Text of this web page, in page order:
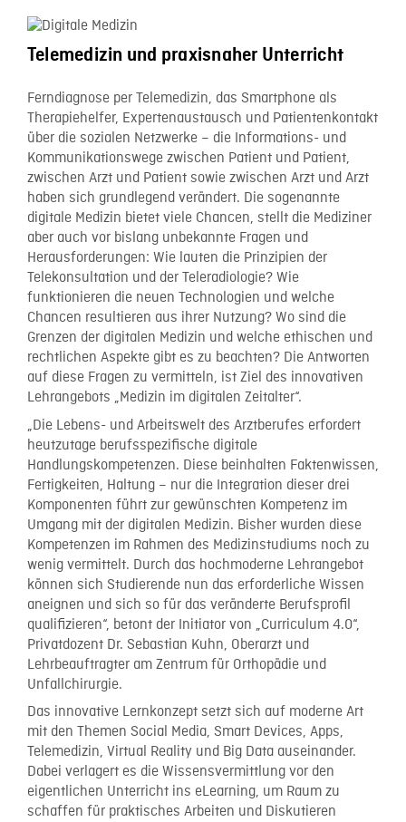
Telemedizin und praxisnaher Unterricht
Ferndiagnose per Telemedizin, das Smartphone als
Therapiehelfer, Expertenaustausch und Patientenkontakt
über die sozialen Netzwerke – die Informations- und
Kommunikationswege zwischen Patient und Patient,
zwischen Arzt und Patient sowie zwischen Arzt und Arzt
haben sich grundlegend verändert. Die sogenannte
digitale Medizin bietet viele Chancen, stellt die Mediziner
aber auch vor bislang unbekannte Fragen und
Herausforderungen: Wie lauten die Prinzipien der
Telekonsultation und der Teleradiologie? Wie
funktionieren die neuen Technologien und welche
Chancen resultieren aus ihrer Nutzung? Wo sind die
Grenzen der digitalen Medizin und welche ethischen und
rechtlichen Aspekte gibt es zu beachten? Die Antworten
auf diese Fragen zu vermitteln, ist Ziel des innovativen
Lehrangebots „Medizin im digitalen Zeitalter“.
„Die Lebens- und Arbeitswelt des Arztberufes erfordert
heutzutage berufsspezifische digitale
Handlungskompetenzen. Diese beinhalten Faktenwissen,
Fertigkeiten, Haltung – nur die Integration dieser drei
Komponenten führt zur gewünschten Kompetenz im
Umgang mit der digitalen Medizin. Bisher wurden diese
Kompetenzen im Rahmen des Medizinstudiums noch zu
wenig vermittelt. Durch das hochmoderne Lehrangebot
können sich Studierende nun das erforderliche Wissen
aneignen und sich so für das veränderte Berufsprofil
qualifizieren“, betont der Initiator von „Curriculum 4.0“,
Privatdozent Dr. Sebastian Kuhn, Oberarzt und
Lehrbeauftragter am Zentrum für Orthopädie und
Unfallchirurgie.
Das innovative Lernkonzept setzt sich auf moderne Art
mit den Themen Social Media, Smart Devices, Apps,
Telemedizin, Virtual Reality und Big Data auseinander.
Dabei verlagert es die Wissensvermittlung vor den
eigentlichen Unterricht ins eLearning, um Raum zu
schaffen für praktisches Arbeiten und Diskutieren